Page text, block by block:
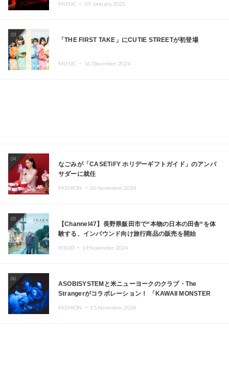
Kza（FORCE OF NATURE）ら日本を代表するDJ・クリ
MUSIC ・ 09.January.2025
03
「THE FIRST TAKE」にCUTIE STREETが初登場
MUSIC ・ 16.December.2024
04
なごみが「CASETiFY ホリデーギフトガイド」のアンバ
サダーに就任
FASHION ・ 26.November.2024
05
【Channel47】長野県飯田市で“本物の日本の田舎“を体
験する、インバウンド向け旅行商品の販売を開始
FOOD ・ 19.November.2024
06
ASOBISYSTEMと米ニューヨークのクラブ・The
Strangerがコラボレーション！ 「KAWAII MONSTER
FASHION ・ 15.November.2024